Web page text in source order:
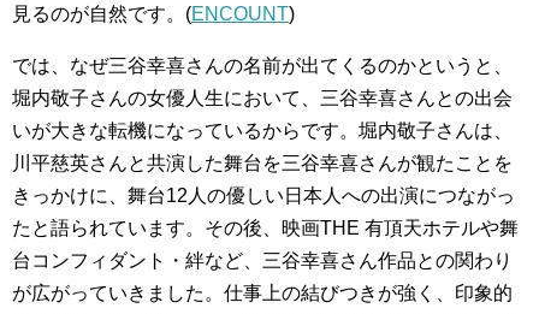
見るのが自然です。(ENCOUNT)
では、なぜ三谷幸喜さんの名前が出てくるのかというと、
堀内敬子さんの女優人生において、三谷幸喜さんとの出会
いが大きな転機になっているからです。堀内敬子さんは、
川平慈英さんと共演した舞台を三谷幸喜さんが観たことを
きっかけに、舞台12人の優しい日本人への出演につながっ
たと語られています。その後、映画THE 有頂天ホテルや舞
台コンフィダント・絆など、三谷幸喜さん作品との関わり
が広がっていきました。仕事上の結びつきが強く、印象的